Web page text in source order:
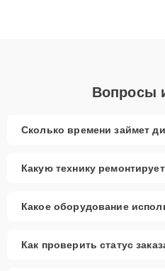
Вопросы
Сколько времени займет
Какую технику
Какое оборудование
Как проверить статус